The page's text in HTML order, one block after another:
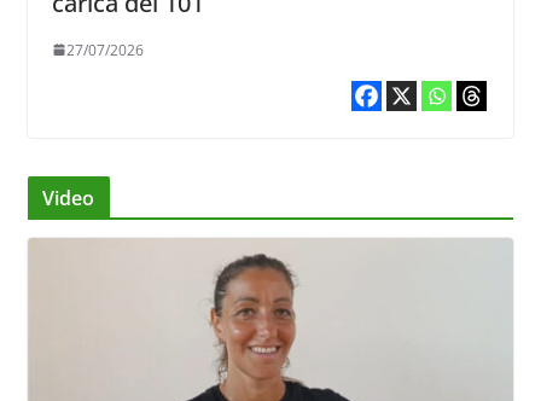
27/07/2026
Video